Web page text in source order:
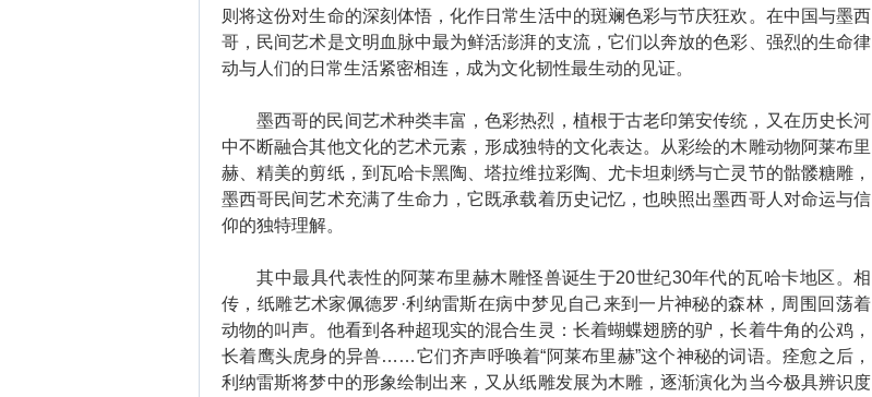
则将这份对生命的深刻体悟，化作日常生活中的斑斓色彩与节庆狂欢。在中国与墨西
哥，民间艺术是文明血脉中最为鲜活澎湃的支流，它们以奔放的色彩、强烈的生命律
动与人们的日常生活紧密相连，成为文化韧性最生动的见证。
墨西哥的民间艺术种类丰富，色彩热烈，植根于古老印第安传统，又在历史长河
中不断融合其他文化的艺术元素，形成独特的文化表达。从彩绘的木雕动物阿莱布里
赫、精美的剪纸，到瓦哈卡黑陶、塔拉维拉彩陶、尤卡坦刺绣与亡灵节的骷髅糖雕，
墨西哥民间艺术充满了生命力，它既承载着历史记忆，也映照出墨西哥人对命运与信
仰的独特理解。
其中最具代表性的阿莱布里赫木雕怪兽诞生于20世纪30年代的瓦哈卡地区。相
传，纸雕艺术家佩德罗·利纳雷斯在病中梦见自己来到一片神秘的森林，周围回荡着
动物的叫声。他看到各种超现实的混合生灵：长着蝴蝶翅膀的驴，长着牛角的公鸡，
长着鹰头虎身的异兽……它们齐声呼唤着“阿莱布里赫”这个神秘的词语。痊愈之后，
利纳雷斯将梦中的形象绘制出来，又从纸雕发展为木雕，逐渐演化为当今极具辨识度